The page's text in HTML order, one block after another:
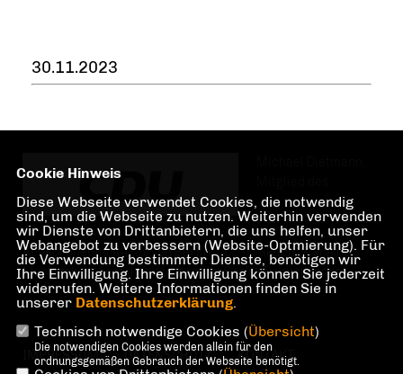
30.11.2023
Abgeordnetenhauses von Berlin, CDU-Fraktion. Wahlkreis
Märkisches Viertel und Lübars im Bezirk Reinickendorf.
IMPRESSUM DATENSCHUTZ KONTAKT
Cookie Hinweis
Diese Webseite verwendet Cookies, die notwendig
sind, um die Webseite zu nutzen. Weiterhin verwenden
wir Dienste von Drittanbietern, die uns helfen, unser
Webangebot zu verbessern (Website-Optmierung). Für
die Verwendung bestimmter Dienste, benötigen wir
Ihre Einwilligung. Ihre Einwilligung können Sie jederzeit
widerrufen. Weitere Informationen finden Sie in
unserer Datenschutzerklärung.
Technisch notwendige Cookies (Übersicht)
Die notwendigen Cookies werden allein für den
ordnungsgemäßen Gebrauch der Webseite benötigt.